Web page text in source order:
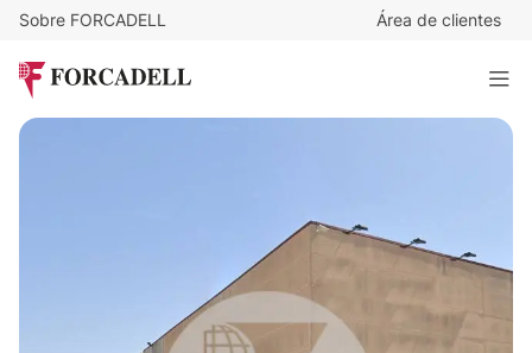
Sobre FORCADELL Área de clientes
4.809.000
6.870 m²